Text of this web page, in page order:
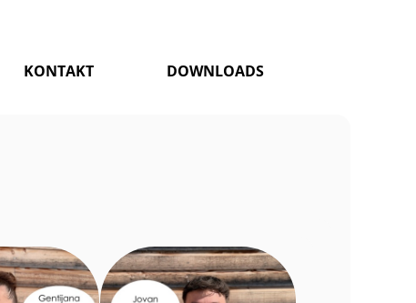
KONTAKT DOWNLOADS